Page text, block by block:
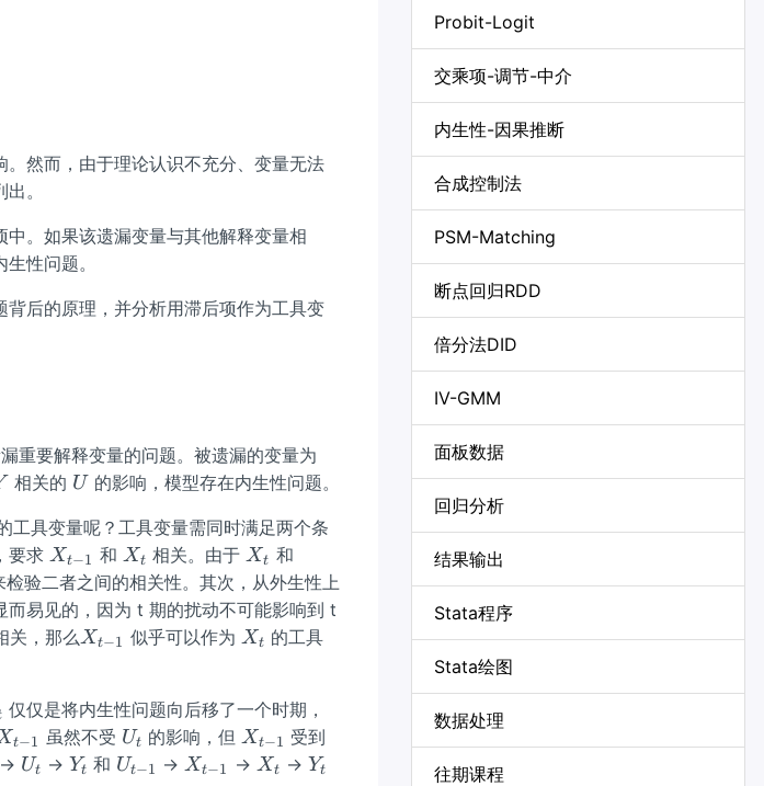
然而，由于理论认识不充分、变量无法
。
。如果该遗漏变量与其他解释变量相
性问题。
后的原理，并分析用滞后项作为工具变
重要解释变量的问题。被遗漏的变量为
相关的 U
U的影响，模型存在内生性问题。
工具变量呢？工具变量需同时满足两个条
要求 X
_
{t
-
1}
Xt−1 和 X_
{t}
Xt 相关。由于 X_
{t}
Xt 和
_
{t
-
1}
验二者之间的相关性。其次，从外生性上
而易见的，因为 t 期的扰动不可能影响到 t
关，那么X
-
1}
Xt−1 似乎可以作为 X_
Xt 的工具
仅仅是将内生性问题向后移了一个时期，
_
t−1 虽然不受 U_
{t}
Ut 的影响，但 X
_
Xt−1 受到
→ U_
Ut → Y_
Yt 和 U
Ut−1 → X
Xt−1 → X_
Xt →Y_
Yt
Probit-Logit
交乘项-调节-中介
内生性-因果推断
合成控制法
PSM-Matching
断点回归RDD
倍分法DID
IV-GMM
面板数据
回归分析
结果输出
Stata程序
Stata绘图
数据处理
往期课程